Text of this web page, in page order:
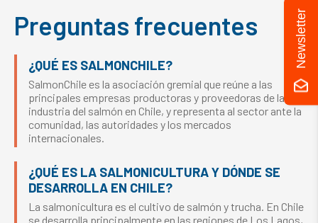
Preguntas frecuentes
¿QUÉ ES SALMONCHILE?
SalmonChile es la asociación gremial que reúne a las
principales empresas productoras y proveedoras de la
industria del salmón en Chile, y representa al sector ante la
comunidad, las autoridades y los mercados
internacionales.
¿QUÉ ES LA SALMONICULTURA Y DÓNDE SE
DESARROLLA EN CHILE?
La salmonicultura es el cultivo de salmón y trucha. En Chile
se desarrolla principalmente en las regiones de Los Lagos,
Newsletter